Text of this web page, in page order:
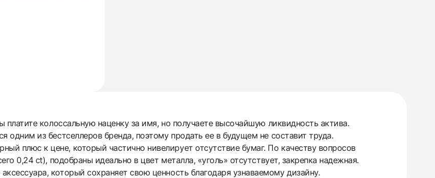
платите колоссальную наценку за имя, но получаете высочайшую ликвидность актива.
одним из бестселлеров бренда, поэтому продать ее в будущем не составит труда.
плюс к цене, который частично нивелирует отсутствие бумаг. По качеству вопросов
0,24 ct), подобраны идеально в цвет металла, «уголь» отсутствует, закрепка надежная.
который сохраняет свою ценность благодаря узнаваемому дизайну.